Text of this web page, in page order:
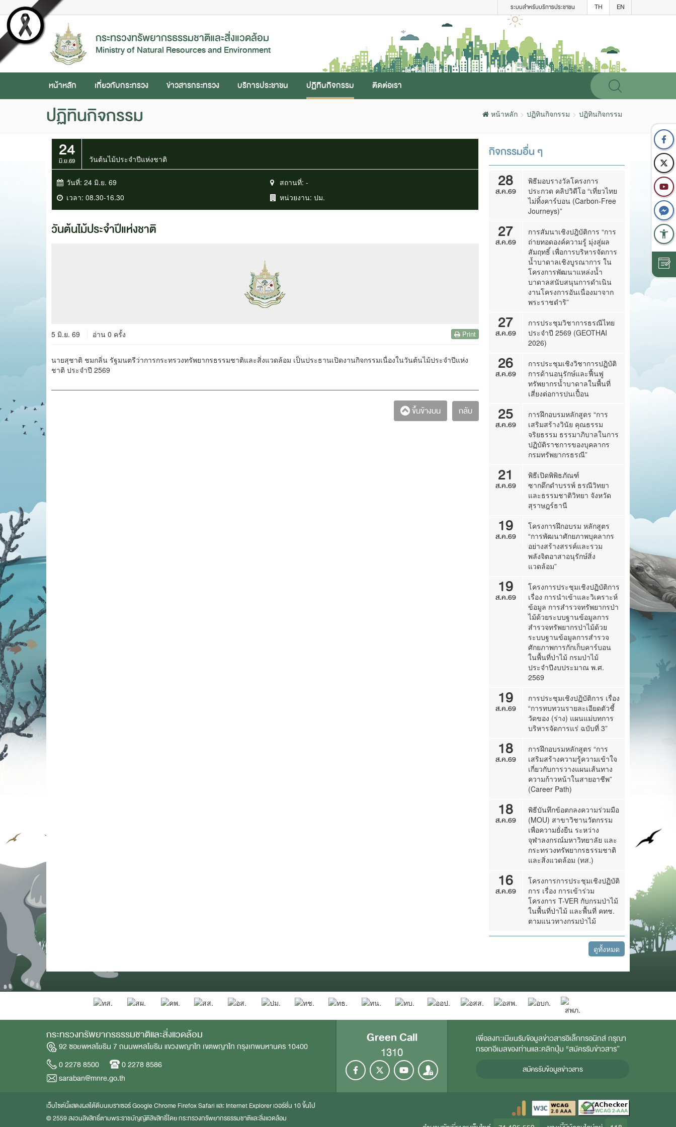
ระบบสำหรับบริการประชาชน TH EN
กระทรวงทรัพยากรธรรมชาติและสิ่งแวดล้อม
Ministry of Natural Resources and Environment
หน้าหลัก เกี่ยวกับกระทรวง ข่าวสารกระทรวง บริการประชาชน ปฏิทินกิจกรรม ติดต่อเรา
ปฏิทินกิจกรรม หน้าหลัก ปฏิทินกิจกรรม ปฏิทินกิจกรรม
24
มิ.ย.69 วันต้นไม้ประจำปีแห่งชาติ
วันที่: 24 มิ.ย. 69 สถานที่: -
เวลา: 08.30-16.30 หน่วยงาน: ปม.
วันต้นไม้ประจำปีแห่งชาติ
5 มิ.ย. 69 อ่าน 0 ครั้ง Print
นายสุชาติ ชมกลิ่น รัฐมนตรีว่าการกระทรวงทรัพยากรธรรมชาติและสิ่งแวดล้อม เป็นประธานเปิดงานกิจกรรมเนื่องในวันต้นไม้ประจำปีแห่ง
ชาติ ประจำปี 2569
ขึ้นข้างบน กลับ
กิจกรรมอื่น ๆ
28
ส.ค.69
พิธีมอบรางวัลโครงการ
ประกวด คลิปวิดีโอ “เที่ยวไทย
ไม่ทิ้งคาร์บอน (Carbon-Free
Journeys)”
27
ส.ค.69
การสัมนาเชิงปฎิบัติการ “การ
ถ่ายทอดองค์ความรู้ มุ่งสู่ผล
สัมฤทธิ์ เพื่อการบริหารจัดการ
น้ำบาดาลเชิงบูรณาการ ใน
โครงการพัฒนาแหล่งน้ำ
บาดาลสนับสนุนการดำเนิน
งานโครงการอันเนื่องมาจาก
พระราชดำริ”
27
ส.ค.69
การประชุมวิชาการธรณีไทย
ประจำปี 2569 (GEOTHAI
2026)
26
ส.ค.69
การประชุมเชิงวิชาการปฏิบัติ
การด้านอนุรักษ์และฟื้นฟู
ทรัพยากรน้ำบาดาลในพื้นที่
เสี่ยงต่อการปนเปื้อน
25
ส.ค.69
การฝึกอบรมหลักสูตร “การ
เสริมสร้างวินัย คุณธรรม
จริยธรรม ธรรมาภิบาลในการ
ปฏิบัติราชการของบุคลากร
กรมทรัพยากรธรณี”
21
ส.ค.69
พิธีเปิดพิพิธภัณฑ์
ซากดึกดำบรรพ์ ธรณีวิทยา
และธรรมชาติวิทยา จังหวัด
สุราษฎร์ธานี
19
ส.ค.69
โครงการฝึกอบรม หลักสูตร
“การพัฒนาศักยภาพบุคลากร
อย่างสร้างสรรค์และรวม
พลังจิตอาสาอนุรักษ์สิ่ง
แวดล้อม”
19
ส.ค.69
โครงการประชุมเชิงปฏิบัติการ
เรื่อง การนำเข้าและวิเคราะห์
ข้อมูล การสำรวจทรัพยากรป่า
ไม้ด้วยระบบฐานข้อมูลการ
สำรวจทรัพยากรป่าไม้ด้วย
ระบบฐานข้อมูลการสำรวจ
ศักยภาพการกักเก็บคาร์บอน
ในพื้นที่ป่าไม้ กรมป่าไม้
ประจำปีงบประมาณ พ.ศ.
2569
19
ส.ค.69
การประชุมเชิงปฏิบัติการ เรื่อง
“การทบทวนรายละเอียดตัวชี้
วัดของ (ร่าง) แผนแม่บทการ
บริหารจัดการแร่ ฉบับที่ 3”
18
ส.ค.69
การฝึกอบรมหลักสูตร “การ
เสริมสร้างความรู้ความเข้าใจ
เกี่ยวกับการวางแผนเส้นทาง
ความก้าวหน้าในสายอาชีพ”
(Career Path)
18
ส.ค.69
พิธีบันทึกข้อตกลงความร่วมมือ
(MOU) สาขาวิชานวัตกรรม
เพื่อความยั่งยืน ระหว่าง
จุฬาลงกรณ์มหาวิทยาลัย และ
กระทรวงทรัพยากรธรรมชาติ
และสิ่งแวดล้อม (ทส.)
16
ส.ค.69
โครงการการประชุมเชิงปฏิบัติ
การ เรื่อง การเข้าร่วม
โครงการ T-VER กับกรมป่าไม้
ในพื้นที่ป่าไม้ และพื้นที่ คทช.
ตามแนวทางกรมป่าไม้
ดูทั้งหมด
กระทรวงทรัพยากรธรรมชาติและสิ่งแวดล้อม
92 ซอยพหลโยธิน 7 ถนนพหลโยธิน แขวงพญาไท เขตพญาไท กรุงเทพมหานคร 10400
0 2278 8500
0 2278 8586
saraban@mnre.go.th
Green Call
1310
เพื่อลงทะเบียนรับข้อมูลข่าวสารอิเล็กทรอนิกส์ กรุณา
กรอกอีเมลของท่านและคลิกปุ่ม “สมัครรับข่าวสาร”
สมัครรับข้อมูลข่าวสาร
เว็บไซต์นี้แสดงผลได้ดีบนเบราเซอร์Google Chrome FirefoxSafari และ Internet Explorer เวอร์ชั่น 10 ขึ้นไป
© 2559 สงวนลิขสิทธิ์ตามพระราชบัญญัติลิขสิทธิ์โดย กระทรวงทรัพยากรธรรมชาติและสิ่งแวดล้อม